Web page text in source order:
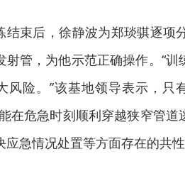
结束后，徐静波为郑琰骐逐项
射管，为他示范正确操作。“
风险。”该基地领导表示，只
在危急时刻顺利穿越狭窄管
应急情况处置等方面存在的共